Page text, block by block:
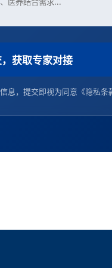
获取专家对接
息，提交即视为同意 《隐私条